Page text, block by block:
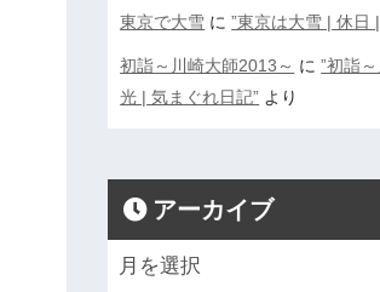
東京で大雪 に”東京は大雪 | 休日
初詣～川崎大師2013～ に”初詣
光 | 気まぐれ日記” より
アーカイブ